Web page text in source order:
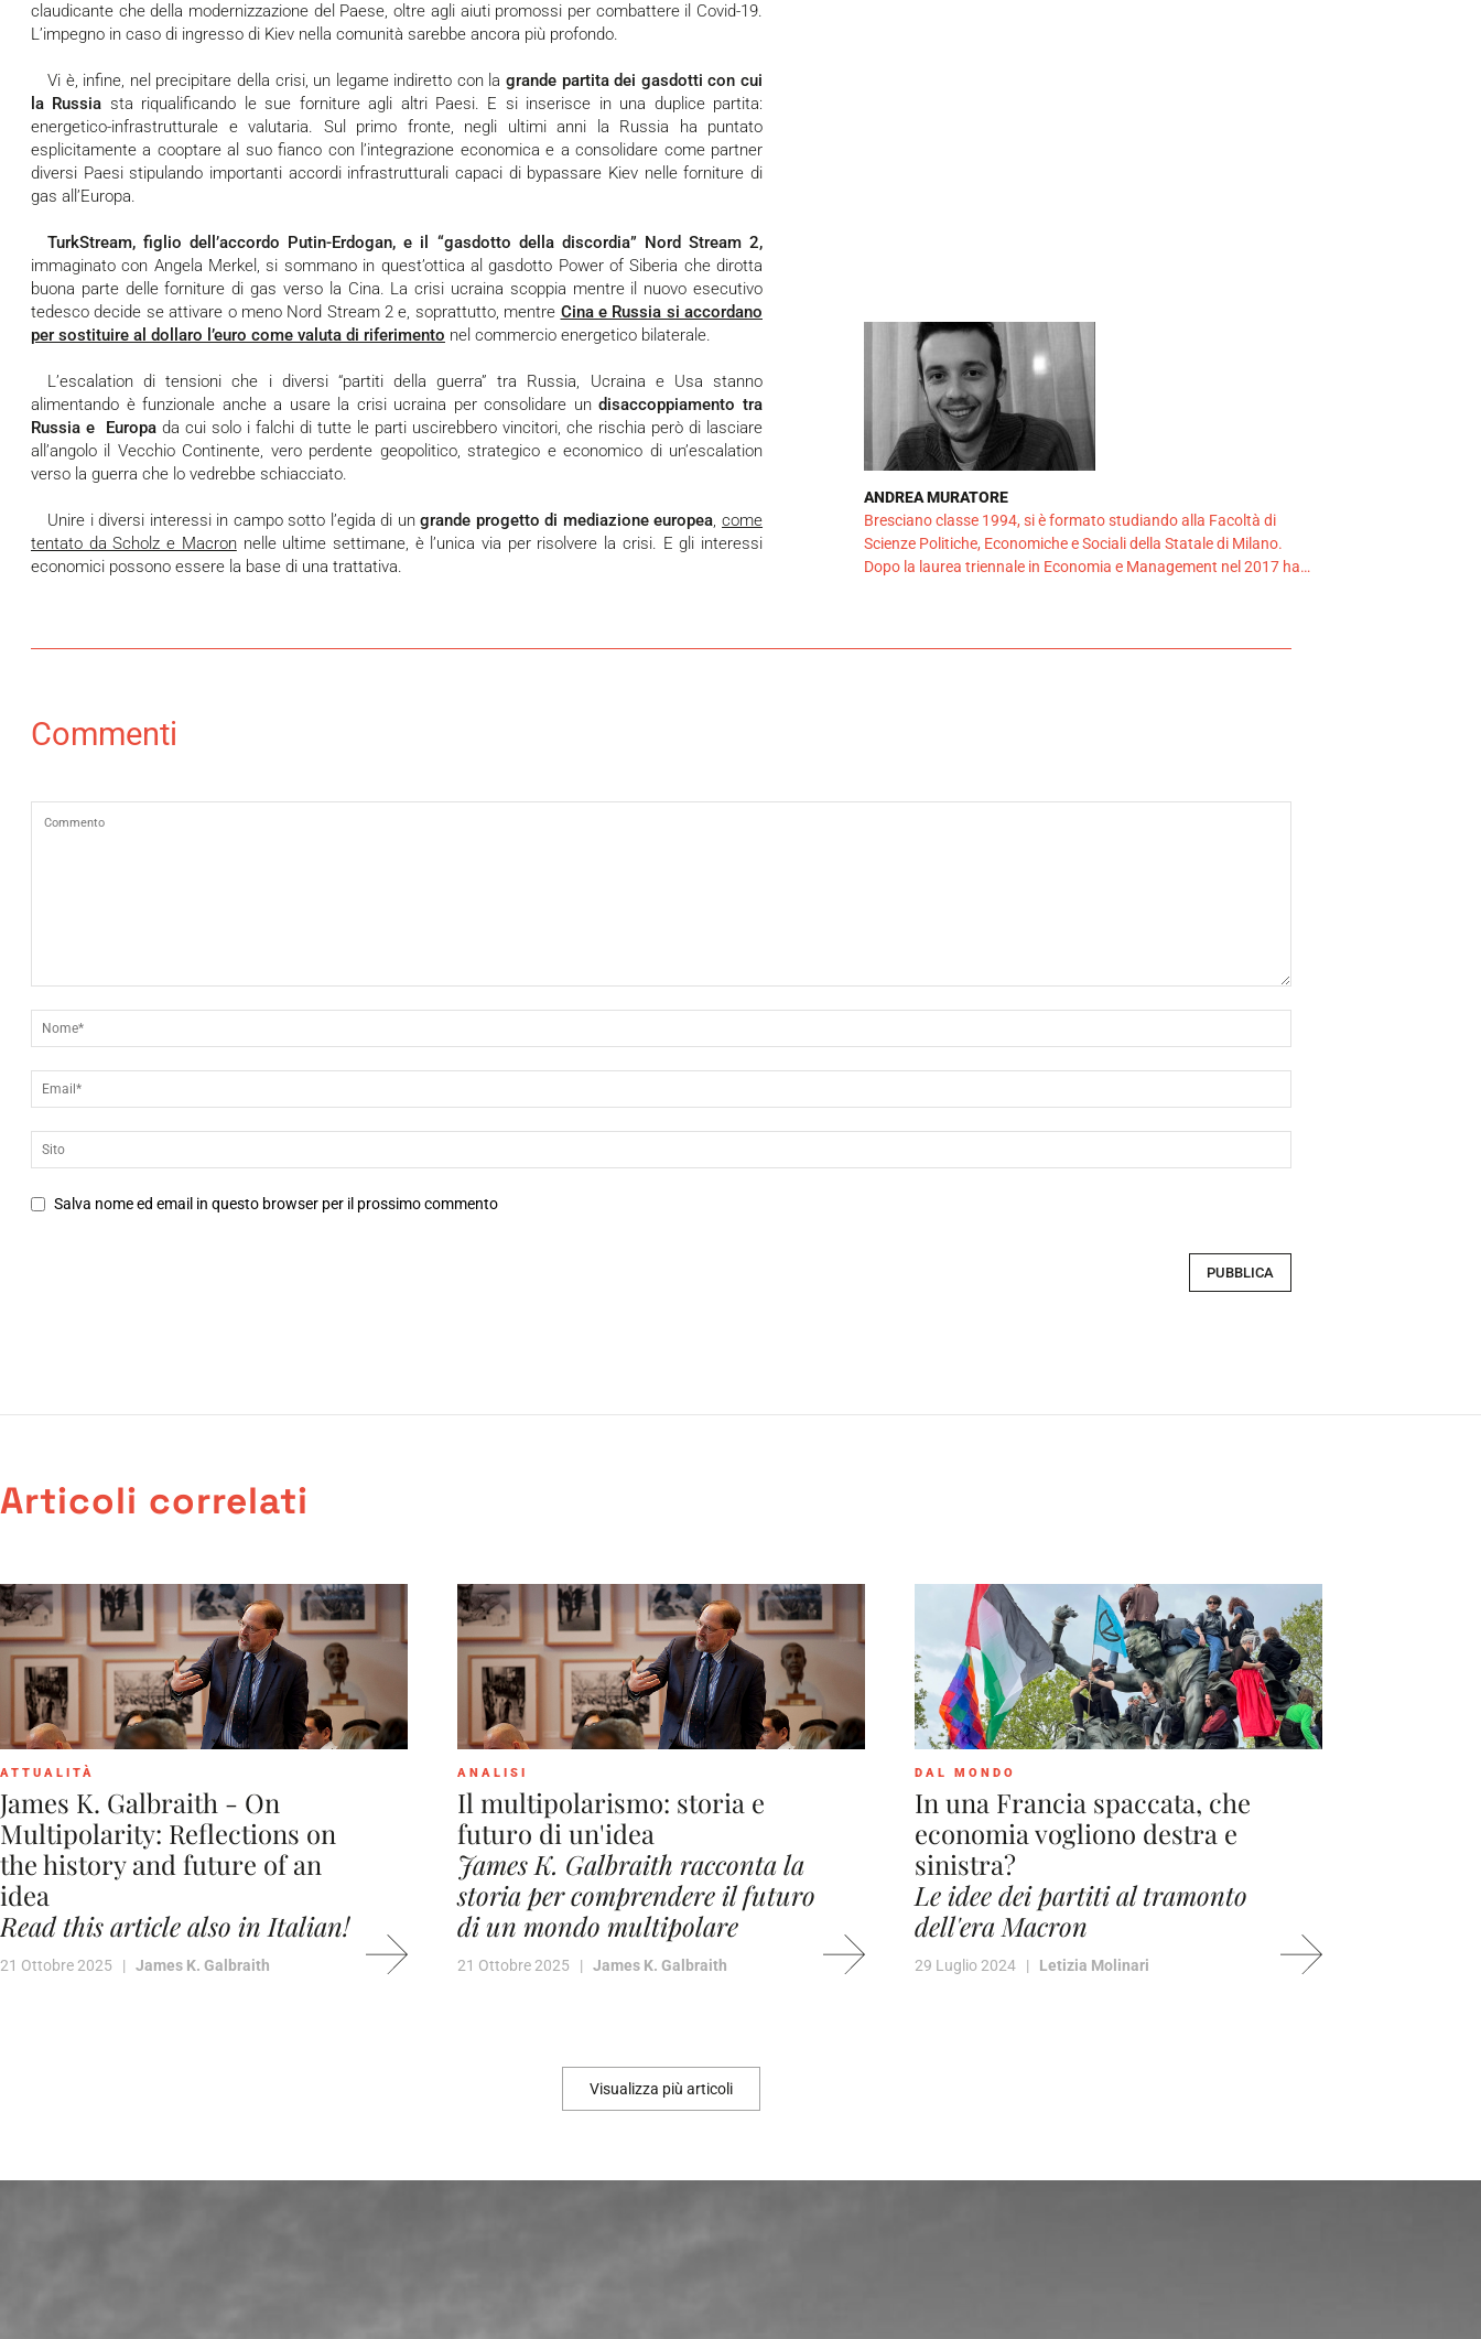
claudicante che della modernizzazione del Paese, oltre agli aiuti promossi per combattere il Covid-19.
L’impegno in caso di ingresso di Kiev nella comunità sarebbe ancora più profondo.
Vi è, infine, nel precipitare della crisi, un legame indiretto con lagrande partita dei gasdotti con cui
la Russia sta riqualificando le sue forniture agli altri Paesi. E si inserisce in una duplice partita:
energetico-infrastrutturale e valutaria. Sul primo fronte, negli ultimi anni la Russia ha puntato
esplicitamente a cooptare al suo fianco con l’integrazione economica e a consolidare come partner
diversi Paesi stipulando importanti accordi infrastrutturali capaci di bypassare Kiev nelle forniture di
gas all’Europa.
TurkStream, figlio dell’accordo Putin-Erdogan, e il “gasdotto della discordia” Nord Stream 2,
immaginato con Angela Merkel, si sommano in quest’ottica al gasdotto Power of Siberia che dirotta
buona parte delle forniture di gas verso la Cina. La crisi ucraina scoppia mentre il nuovo esecutivo
tedesco decide se attivare o meno Nord Stream 2 e, soprattutto, mentre Cina e Russia si accordano
per sostituire al dollaro l’euro come valuta di riferimento nel commercio energetico bilaterale.
L’escalation di tensioni che i diversi “partiti della guerra” tra Russia, Ucraina e Usa stanno
alimentando è funzionale anche a usare la crisi ucraina per consolidare undisaccoppiamento tra
Russia e Europa da cui solo i falchi di tutte le parti uscirebbero vincitori, che rischia però di lasciare
all’angolo il Vecchio Continente, vero perdente geopolitico, strategico e economico di un’escalation
verso la guerra che lo vedrebbe schiacciato.
Unire i diversi interessi in campo sotto l’egida di ungrande progetto di mediazione europea,come
tentato da Scholz e Macronnelle ultime settimane, è l’unica via per risolvere la crisi. E gli interessi
economici possono essere la base di una trattativa.
ANDREA MURATORE
Bresciano classe 1994, si è formato studiando alla Facoltà di
Scienze Politiche, Economiche e Sociali della Statale di Milano.
Dopo la laurea triennale in Economia e Management nel 2017 ha…
Commenti
Salva nome ed email in questo browser per il prossimo commento
Articoli correlati
ATTUALITÀ
James K. Galbraith - On
Multipolarity: Reflections on
the history and future of an
idea
Read this article also in Italian!
21 Ottobre 2025 | James K. Galbraith
ANALISI
Il multipolarismo: storia e
futuro di un'idea
James K. Galbraith racconta la
storia per comprendere il futuro
di un mondo multipolare
21 Ottobre 2025 | James K. Galbraith
DAL MONDO
In una Francia spaccata, che
economia vogliono destra e
sinistra?
Le idee dei partiti al tramonto
dell'era Macron
29 Luglio 2024 | Letizia Molinari
Visualizza più articoli